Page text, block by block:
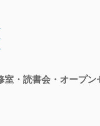
室・読書会・オープン